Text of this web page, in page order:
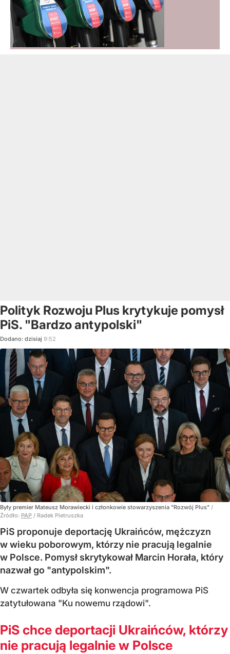
Polityk Rozwoju Plus krytykuje pomysł
PiS. "Bardzo antypolski"
Dodano: dzisiaj 9:52
Były premier Mateusz Morawiecki i członkowie stowarzyszenia "Rozwój Plus" /
Źródło: PAP / Radek Pietruszka
PiS proponuje deportację Ukraińców, mężczyzn
w wieku poborowym, którzy nie pracują legalnie
w Polsce. Pomysł skrytykował Marcin Horała, który
nazwał go "antypolskim".
W czwartek odbyła się konwencja programowa PiS
zatytułowana "Ku nowemu rządowi".
PiS chce deportacji Ukraińców, którzy
nie pracują legalnie w Polsce